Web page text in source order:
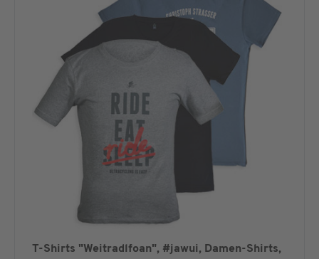
T-Shirts "Weitradlfoan", #jawui, Damen-Shirts,